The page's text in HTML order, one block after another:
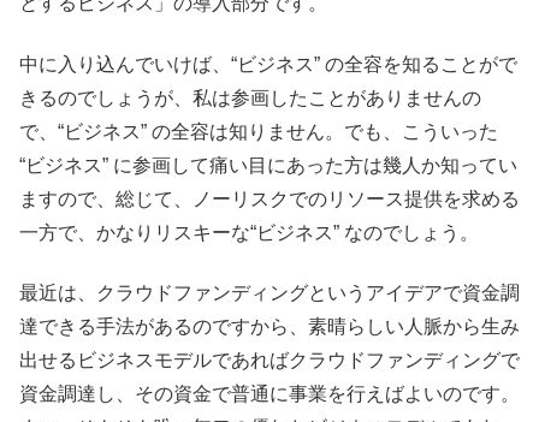
中に入り込んでいけば、“ビジネス” の全容を知ることがで
きるのでしょうが、私は参画したことがありませんの
で、“ビジネス” の全容は知りません。でも、こういった
“ビジネス” に参画して痛い目にあった方は幾人か知ってい
ますので、総じて、ノーリスクでのリソース提供を求める
一方で、かなりリスキーな“ビジネス” なのでしょう。
最近は、クラウドファンディングというアイデアで資金調
達できる手法があるのですから、素晴らしい人脈から生み
出せるビジネスモデルであればクラウドファンディングで
資金調達し、その資金で普通に事業を行えばよいのです。